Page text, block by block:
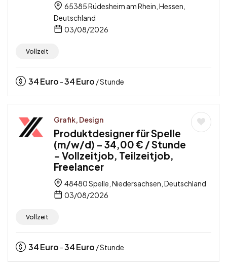
65385 Rüdesheim am Rhein, Hessen,
Deutschland
03/08/2026
Vollzeit
34Euro -34Euro / Stunde
Grafik, Design
Produktdesigner für Spelle
(m/w/d) – 34,00 € / Stunde
– Vollzeitjob, Teilzeitjob,
Freelancer
48480 Spelle, Niedersachsen, Deutschland
03/08/2026
Vollzeit
34Euro -34Euro / Stunde